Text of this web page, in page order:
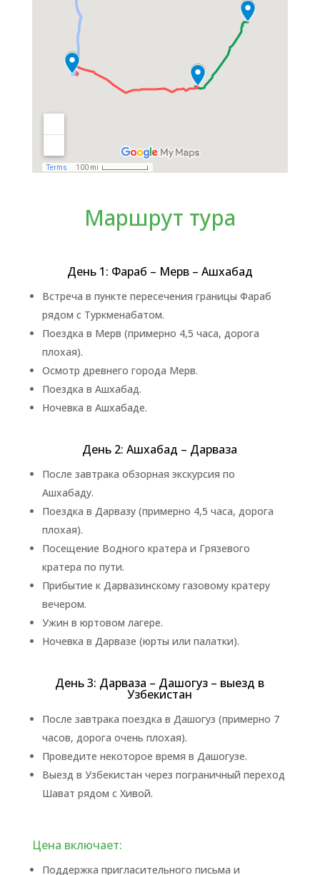
Маршрут тура
День 1: Фараб – Мерв – Ашхабад
Встреча в пункте пересечения границы Фараб
рядом с Туркменабатом.
Поездка в Мерв (примерно 4,5 часа, дорога
плохая).
Осмотр древнего города Мерв.
Поездка в Ашхабад.
Ночевка в Ашхабаде.
День 2: Ашхабад – Дарваза
После завтрака обзорная экскурсия по
Ашхабаду.
Поездка в Дарвазу (примерно 4,5 часа, дорога
плохая).
Посещение Водного кратера и Грязевого
кратера по пути.
Прибытие к Дарвазинскому газовому кратеру
вечером.
Ужин в юртовом лагере.
Ночевка в Дарвазе (юрты или палатки).
День 3: Дарваза – Дашогуз – выезд в
Узбекистан
После завтрака поездка в Дашогуз (примерно 7
часов, дорога очень плохая).
Проведите некоторое время в Дашогузе.
Выезд в Узбекистан через пограничный переход
Шават рядом с Хивой.
Цена включает:
Поддержка пригласительного письма и